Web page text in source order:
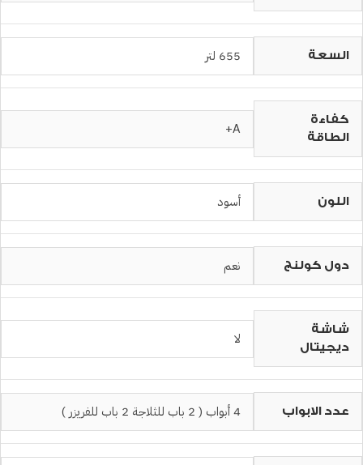
السعة 655 لتر
كفاءة
الطاقة
A+
اللون أسود
دول كولنج نعم
شاشة
ديجيتال
لا
عدد الابواب 4 أبواب ( 2 باب للثلاجة 2 باب للفريزر )